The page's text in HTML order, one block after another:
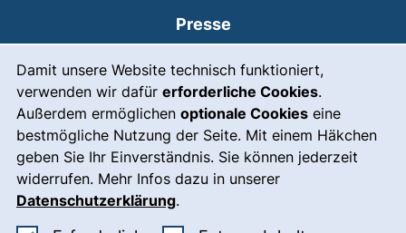
Damit unsere Website technisch funktioniert,
verwenden wir dafür erforderliche Cookies.
Außerdem ermöglichen optionale Cookies eine
bestmögliche Nutzung der Seite. Mit einem Häkchen
geben Sie Ihr Einverständnis. Sie können jederzeit
widerrufen. Mehr Infos dazu in unserer
Datenschutzerklärung.
Presse
Leichte Sprache
Gebärdensprache
Notfall(externer Link, öffnet
Impressum